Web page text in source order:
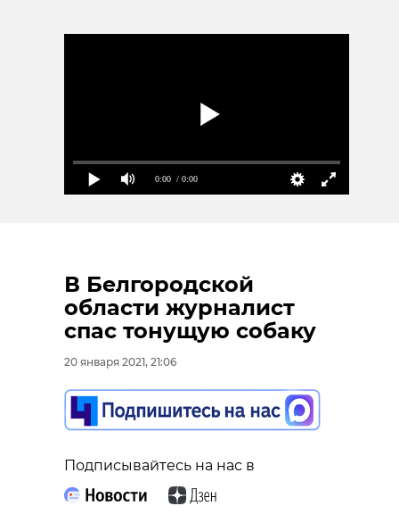
0:00 / 0:00
В Белгородской
области журналист
спас тонущую собаку
20 января 2021, 21:06
Подписывайтесь на нас в